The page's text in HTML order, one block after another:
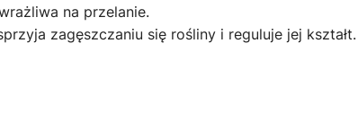
na przelanie.
zagęszczaniu się rośliny i reguluje jej kształt.